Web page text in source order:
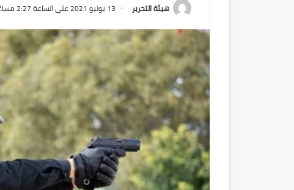
هيئة التحرير 13 يوليو 2021 على الساعة 2:27 مساءً